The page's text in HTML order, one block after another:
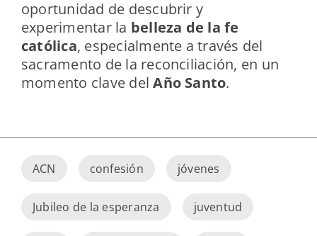
oportunidad de descubrir y
experimentar la belleza de la fe
católica, especialmente a través del
sacramento de la reconciliación, en un
momento clave delAño Santo.
ACN confesión jóvenes
Jubileo de la esperanza juventud